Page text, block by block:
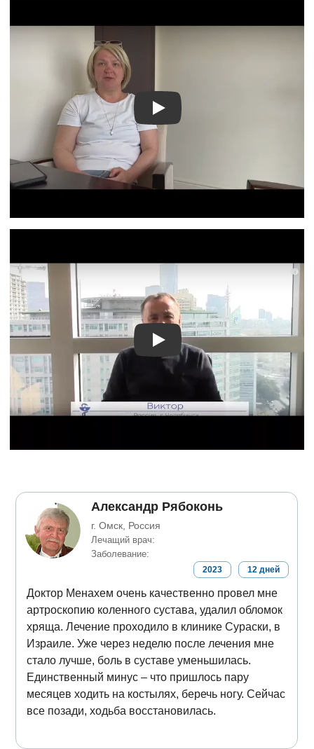
Видео о лечении
Видео о лечении
Александр Рябоконь
г. Омск, Россия
Лечащий врач:
Заболевание:
2023 12 дней
Доктор Менахем очень качественно провел мне
артроскопию коленного сустава, удалил обломок
хряща. Лечение проходило в клинике Сураски, в
Израиле. Уже через неделю после лечения мне
стало лучше, боль в суставе уменьшилась.
Единственный минус – что пришлось пару
месяцев ходить на костылях, беречь ногу. Сейчас
все позади, ходьба восстановилась.